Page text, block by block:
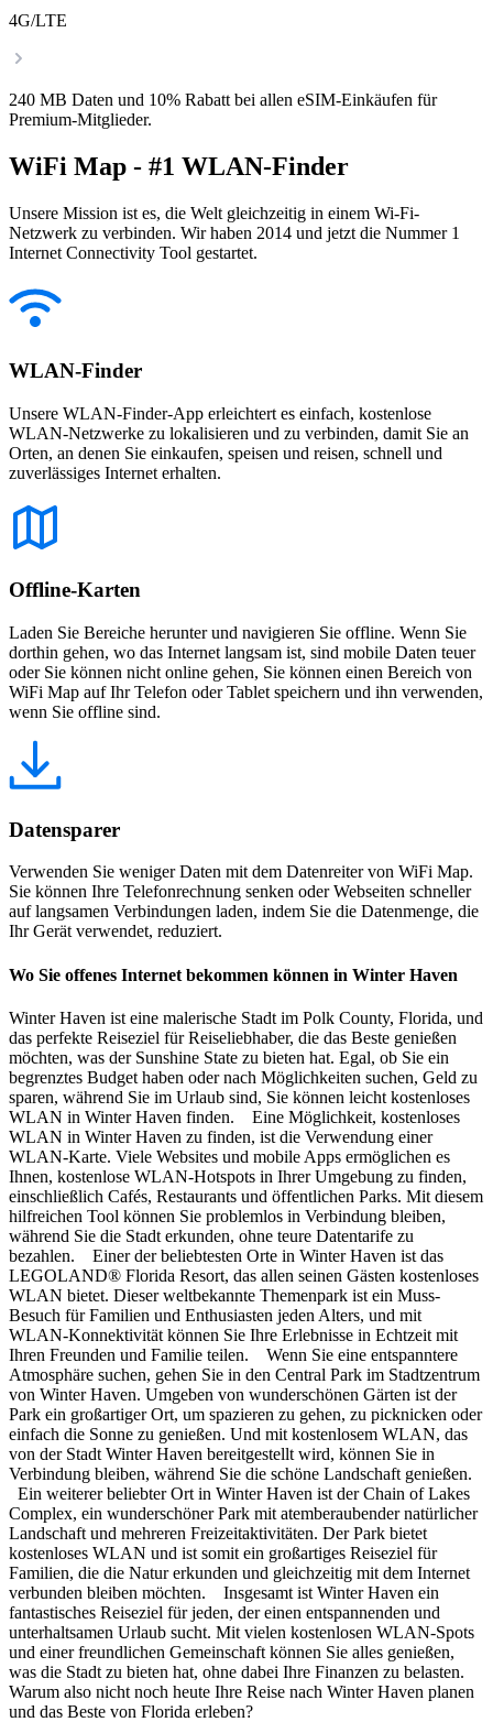
4G/LTE
240 MB Daten und 10% Rabatt bei allen eSIM-Einkäufen für
Premium-Mitglieder.
WiFi Map - #1 WLAN-Finder
Unsere Mission ist es, die Welt gleichzeitig in einem Wi-Fi-
Netzwerk zu verbinden. Wir haben 2014 und jetzt die Nummer 1
Internet Connectivity Tool gestartet.
WLAN-Finder
Unsere WLAN-Finder-App erleichtert es einfach, kostenlose
WLAN-Netzwerke zu lokalisieren und zu verbinden, damit Sie an
Orten, an denen Sie einkaufen, speisen und reisen, schnell und
zuverlässiges Internet erhalten.
Offline-Karten
Laden Sie Bereiche herunter und navigieren Sie offline. Wenn Sie
dorthin gehen, wo das Internet langsam ist, sind mobile Daten teuer
oder Sie können nicht online gehen, Sie können einen Bereich von
WiFi Map auf Ihr Telefon oder Tablet speichern und ihn verwenden,
wenn Sie offline sind.
Datensparer
Verwenden Sie weniger Daten mit dem Datenreiter von WiFi Map.
Sie können Ihre Telefonrechnung senken oder Webseiten schneller
auf langsamen Verbindungen laden, indem Sie die Datenmenge, die
Ihr Gerät verwendet, reduziert.
Wo Sie offenes Internet bekommen können in Winter Haven
Winter Haven ist eine malerische Stadt im Polk County, Florida, und
das perfekte Reiseziel für Reiseliebhaber, die das Beste genießen
möchten, was der Sunshine State zu bieten hat. Egal, ob Sie ein
begrenztes Budget haben oder nach Möglichkeiten suchen, Geld zu
sparen, während Sie im Urlaub sind, Sie können leicht kostenloses
WLAN in Winter Haven finden. Eine Möglichkeit, kostenloses
WLAN in Winter Haven zu finden, ist die Verwendung einer
WLAN-Karte. Viele Websites und mobile Apps ermöglichen es
Ihnen, kostenlose WLAN-Hotspots in Ihrer Umgebung zu finden,
einschließlich Cafés, Restaurants und öffentlichen Parks. Mit diesem
hilfreichen Tool können Sie problemlos in Verbindung bleiben,
während Sie die Stadt erkunden, ohne teure Datentarife zu
bezahlen. Einer der beliebtesten Orte in Winter Haven ist das
LEGOLAND® Florida Resort, das allen seinen Gästen kostenloses
WLAN bietet. Dieser weltbekannte Themenpark ist ein Muss-
Besuch für Familien und Enthusiasten jeden Alters, und mit
WLAN-Konnektivität können Sie Ihre Erlebnisse in Echtzeit mit
Ihren Freunden und Familie teilen. Wenn Sie eine entspanntere
Atmosphäre suchen, gehen Sie in den Central Park im Stadtzentrum
von Winter Haven. Umgeben von wunderschönen Gärten ist der
Park ein großartiger Ort, um spazieren zu gehen, zu picknicken oder
einfach die Sonne zu genießen. Und mit kostenlosem WLAN, das
von der Stadt Winter Haven bereitgestellt wird, können Sie in
Verbindung bleiben, während Sie die schöne Landschaft genießen.
Ein weiterer beliebter Ort in Winter Haven ist der Chain of Lakes
Complex, ein wunderschöner Park mit atemberaubender natürlicher
Landschaft und mehreren Freizeitaktivitäten. Der Park bietet
kostenloses WLAN und ist somit ein großartiges Reiseziel für
Familien, die die Natur erkunden und gleichzeitig mit dem Internet
verbunden bleiben möchten. Insgesamt ist Winter Haven ein
fantastisches Reiseziel für jeden, der einen entspannenden und
unterhaltsamen Urlaub sucht. Mit vielen kostenlosen WLAN-Spots
und einer freundlichen Gemeinschaft können Sie alles genießen,
was die Stadt zu bieten hat, ohne dabei Ihre Finanzen zu belasten.
Warum also nicht noch heute Ihre Reise nach Winter Haven planen
und das Beste von Florida erleben?